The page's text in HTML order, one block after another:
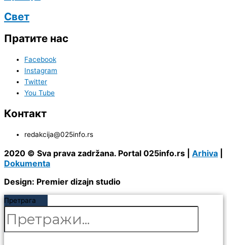
Свет
Пратите нас
Facebook
Instagram
Twitter
You Tube
Контакт
redakcija@025info.rs
2020 © Sva prava zadržana. Portal 025info.rs | Arhiva
Dokumenta
Design: Premier dizajn studio
Претрага